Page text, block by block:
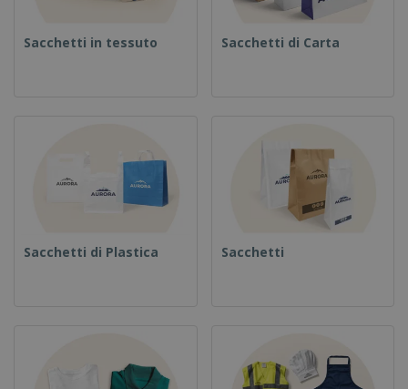
Sacchetti in tessuto Sacchetti di Carta
Sacchetti di Plastica Sacchetti